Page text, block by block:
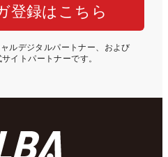
登録はこちら
ルデジタルパートナー、および
イトパートナーです。